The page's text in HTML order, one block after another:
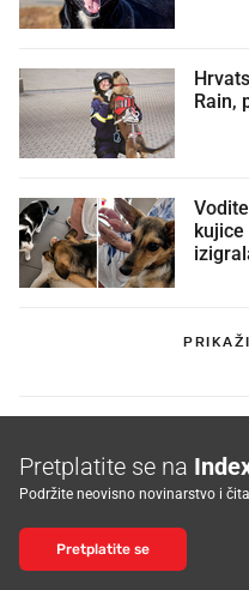
Rain,
kujice
Pretplatite se na
Podržite neovisno novinarstvo i
Pretplatite se